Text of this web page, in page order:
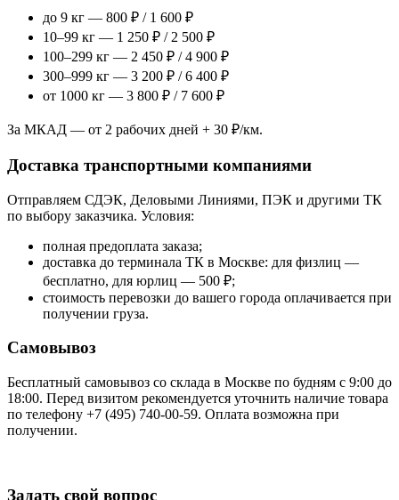
до 9 кг — 800 ₽ / 1 600 ₽
10–99 кг — 1 250 ₽ / 2 500 ₽
100–299 кг — 2 450 ₽ / 4 900 ₽
300–999 кг — 3 200 ₽ / 6 400 ₽
от 1000 кг — 3 800 ₽ / 7 600 ₽
За МКАД — от 2 рабочих дней + 30 ₽/км.
Доставка транспортными компаниями
Отправляем СДЭК, Деловыми Линиями, ПЭК и другими ТК
по выбору заказчика. Условия:
полная предоплата заказа;
доставка до терминала ТК в Москве: для физлиц —
бесплатно, для юрлиц — 500 ₽;
стоимость перевозки до вашего города оплачивается при
получении груза.
Самовывоз
Бесплатный самовывоз со склада в Москве по будням с 9:00 до
18:00. Перед визитом рекомендуется уточнить наличие товара
по телефону +7 (495) 740-00-59. Оплата возможна при
получении.
Задать свой вопрос